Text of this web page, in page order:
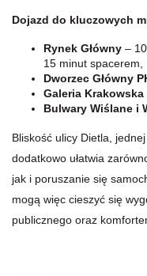
Dojazd do kluczowych
Rynek Główny –
15 minut spacerem,
Dworzec Główny
Galeria Krakowska
Bulwary Wiślane i
Bliskość ulicy Dietla,
dodatkowo ułatwia
jak i poruszanie się
mogą więc cieszyć się
publicznego oraz